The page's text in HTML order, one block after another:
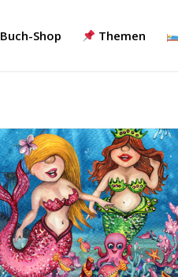
Buch-Shop Themen